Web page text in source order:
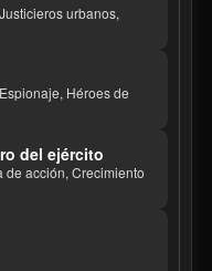
urbanos,
Héroes de
del ejército
de acción, Crecimiento